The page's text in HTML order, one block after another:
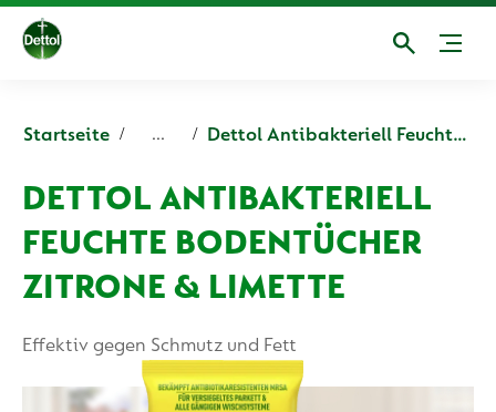
Startseite ... Dettol Antibakteriell Feuchte Bodentücher Zitrone & Limette 15 Stück
DETTOL ANTIBAKTERIELL
FEUCHTE BODENTÜCHER
ZITRONE & LIMETTE
Effektiv gegen Schmutz und Fett